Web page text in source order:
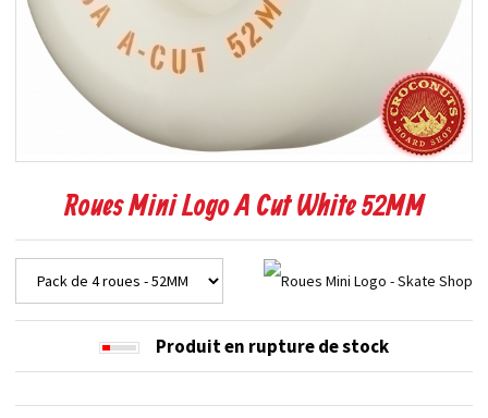
Roues Mini Logo A Cut White 52MM
Produit en rupture de stock